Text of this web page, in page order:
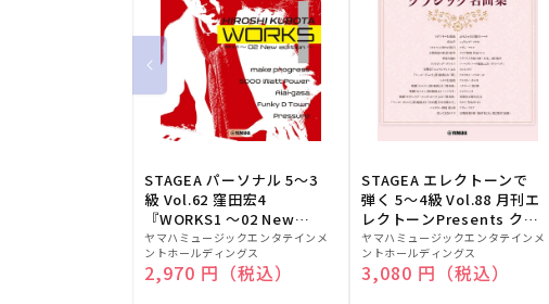
STAGEA パーソナル 5～3
級 Vol.62 窪田宏4
『WORKS1 ～02 New
edition～』
販
売
元:
ヤマハミュージックエンタテインメ
ントホールディングス
通常価格
2,970 円（税込）
STAGEA エレクトーンで
弾く 5～4級 Vol.88 月刊エ
レクトーンPresents クラ
シック名曲集
販
売
元:
ヤマハミュージックエンタテインメ
ントホールディングス
通常価格
3,080 円（税込）